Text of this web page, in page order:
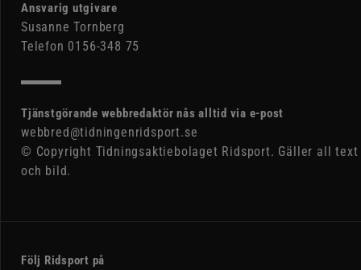
Ansvarig utgivare
Susanne Tornberg
Telefon 0156-348 75
Tjänstgörande webbredaktör nås alltid via e-post
webbred@tidningenridsport.se
© Copyright Tidningsaktiebolaget Ridsport. Gäller all text
och bild.
Följ Ridsport på